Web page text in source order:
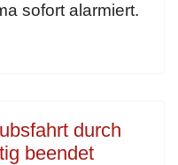
sofort alarmiert.
durch
beendet